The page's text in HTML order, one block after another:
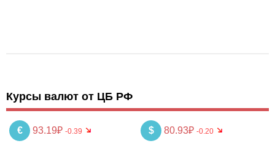
Курсы валют от ЦБ РФ
€ 93.19₽ -0.39 $ 80.93₽ -0.20